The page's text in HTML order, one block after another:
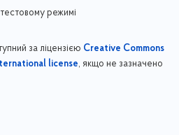
режимі
за ліцензією Creative Commons
license, якщо не зазначено